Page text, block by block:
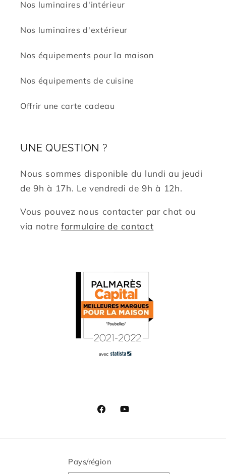
Nos luminaires d'intérieur
Nos luminaires d'extérieur
Nos équipements pour la maison
Nos équipements de cuisine
Offrir une carte cadeau
UNE QUESTION ?
Nous sommes disponible du lundi au jeudi
de 9h à 17h. Le vendredi de 9h à 12h.
Vous pouvez nous contacter par chat ou
via notre formulaire de contact
FacebookYouTube
Pays/région